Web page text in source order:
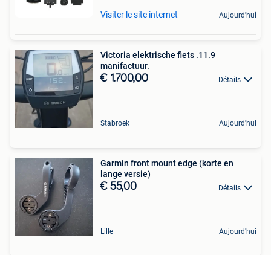
Visiter le site internet Aujourd'hui
Victoria elektrische fiets .11.9
manifactuur.
€ 1.700,00 Détails
Stabroek Aujourd'hui
Garmin front mount edge (korte en
lange versie)
€ 55,00 Détails
Lille Aujourd'hui